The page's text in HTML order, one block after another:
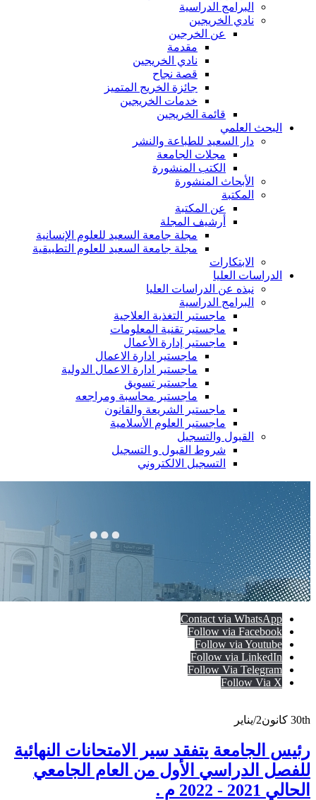
البرامج الدراسية
نادي الخريجين
عن الخرجين
مقدمة
نادي الخريجين
قصة نجاح
جائزة الخريج المتميز
خدمات الخريجين
قائمة الخريجين
البحث العلمي
دار السعيد للطباعة والنشر
مجلات الجامعة
الكتب المنشورة
الأبحاث المنشورة
المكتبة
عن المكتبة
أرشيف المجلة
مجلة جامعة السعيد للعلوم الإنسانية
مجلة جامعة السعيد للعلوم التطبيقية
الابتكارات
الدراسات العليا
نبذه عن الدراسات العليا
البرامج الدراسية
ماجستير التغذية العلاجية
ماجستير تقنية المعلومات
ماجستير إدارة الأعمال
ماجستير ادارة الاعمال
ماجستير ادارة الاعمال الدولية
ماجستير تسويق
ماجستير محاسبة ومراجعه
ماجستير الشريعة والقانون
ماجستير العلوم الأسلامية
القبول والتسجيل
شروط القبول و التسجيل
التسجيل الالكتروني
Contact via WhatsApp
Follow via Facebook
Follow via Youtube
Follow via LinkedIn
Follow Via Telegram
Follow Via X
30th كانون2/يناير
رئيس الجامعة يتفقد سير الامتحانات النهائية
للفصل الدراسي الأول من العام الجامعي
الحالي 2021 - 2022 م .